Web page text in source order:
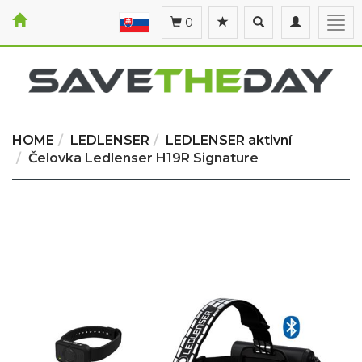
Toggle
navigation
Toggle
search
0
HOME LEDLENSER
LEDLENSER aktivní
Čelovka Ledlenser H19R Signature